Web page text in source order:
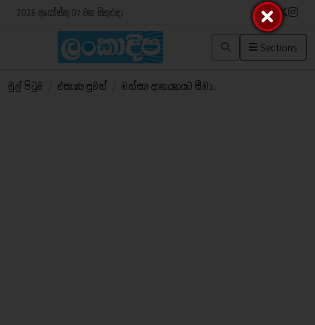
2026 අගෝස්තු 07 වන සිකුරාදා
Sections
මුල් පිටුව එසැණ පුවත් මත්ස්‍ය ආනයනයට සීමා..